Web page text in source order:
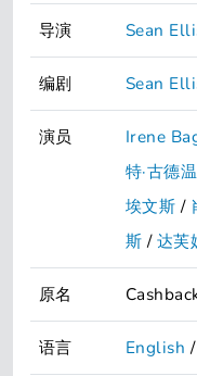
导演 Sean
编剧 Sean
演员 Irene
特·古德温
埃文斯 /
斯 /达芙
原名
语言 English /